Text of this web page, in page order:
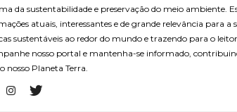
da sustentabilidade e preservação do meio ambiente.
atuais, interessantes e de grande relevância para a
sustentáveis ao redor do mundo e trazendo para o
nosso portal e mantenha-se informado,
nosso Planeta Terra.